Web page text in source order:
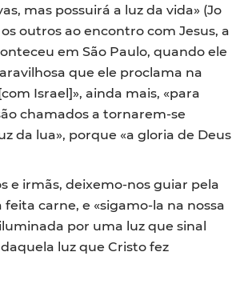
mas possuirá a luz da vida» (Jo
outros ao encontro com Jesus, a
em São Paulo, quando ele
que ele proclama na
Israel]», ainda mais, «para
chamados a tornarem-se
da lua», porque «a gloria de Deus
e irmãs, deixemo-nos guiar pela
carne, e «sigamo-la na nossa
por uma luz que sinal
luz que Cristo fez